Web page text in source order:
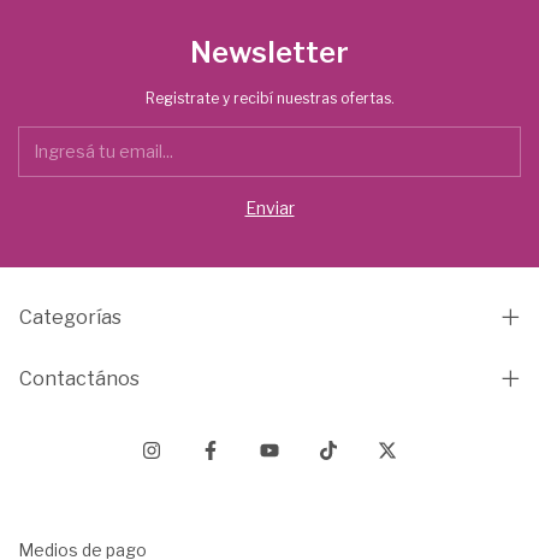
Newsletter
Registrate y recibí nuestras ofertas.
Categorías
Contactános
Medios de pago